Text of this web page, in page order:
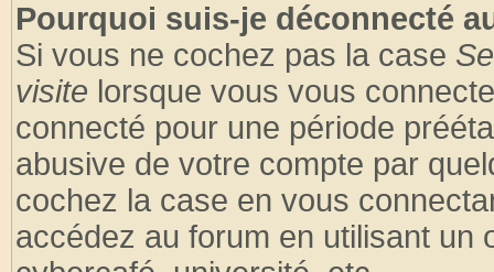
Pourquoi suis-je déconnecté
Si vous ne cochez pas la case
visite lorsque vous vous
connecté pour une période
abusive de votre compte par
cochez la case en vous
accédez au forum en utilisant un